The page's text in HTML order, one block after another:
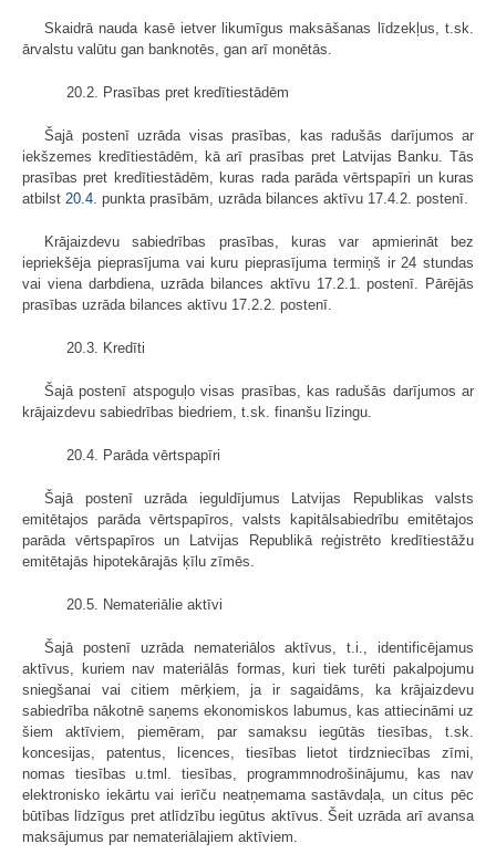
Skaidrā nauda kasē ietver likumīgus maksāšanas līdzekļus, t.sk.
ārvalstu valūtu gan banknotēs, gan arī monētās.
20.2. Prasības pret kredītiestādēm
Šajā postenī uzrāda visas prasības, kas radušās darījumos ar
iekšzemes kredītiestādēm, kā arī prasības pret Latvijas Banku. Tās
prasības pret kredītiestādēm, kuras rada parāda vērtspapīri un kuras
atbilst 20.4 . punkta prasībām, uzrāda bilances aktīvu 17.4.2. postenī.
Krājaizdevu sabiedrības prasības, kuras var apmierināt bez
iepriekšēja pieprasījuma vai kuru pieprasījuma termiņš ir 24 stundas
vai viena darbdiena, uzrāda bilances aktīvu 17.2.1. postenī. Pārējās
prasības uzrāda bilances aktīvu 17.2.2. postenī.
20.3. Kredīti
Šajā postenī atspoguļo visas prasības, kas radušās darījumos ar
krājaizdevu sabiedrības biedriem, t.sk. finanšu līzingu.
20.4. Parāda vērtspapīri
Šajā postenī uzrāda ieguldījumus Latvijas Republikas valsts
emitētajos parāda vērtspapīros, valsts kapitālsabiedrību emitētajos
parāda vērtspapīros un Latvijas Republikā reģistrēto kredītiestāžu
emitētajās hipotekārajās ķīlu zīmēs.
20.5. Nemateriālie aktīvi
Šajā postenī uzrāda nemateriālos aktīvus, t.i., identificējamus
aktīvus, kuriem nav materiālās formas, kuri tiek turēti pakalpojumu
sniegšanai vai citiem mērķiem, ja ir sagaidāms, ka krājaizdevu
sabiedrība nākotnē saņems ekonomiskos labumus, kas attiecināmi uz
šiem aktīviem, piemēram, par samaksu iegūtās tiesības, t.sk.
koncesijas, patentus, licences, tiesības lietot tirdzniecības zīmi,
nomas tiesības u.tml. tiesības, programmnodrošinājumu, kas nav
elektronisko iekārtu vai ierīču neatņemama sastāvdaļa, un citus pēc
būtības līdzīgus pret atlīdzību iegūtus aktīvus. Šeit uzrāda arī avansa
maksājumus par nemateriālajiem aktīviem.